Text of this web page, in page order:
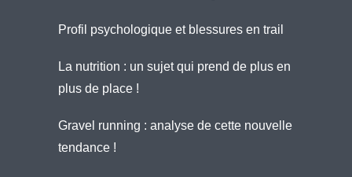
Profil psychologique et blessures en trail
La nutrition : un sujet qui prend de plus en
plus de place !
Gravel running : analyse de cette nouvelle
tendance !